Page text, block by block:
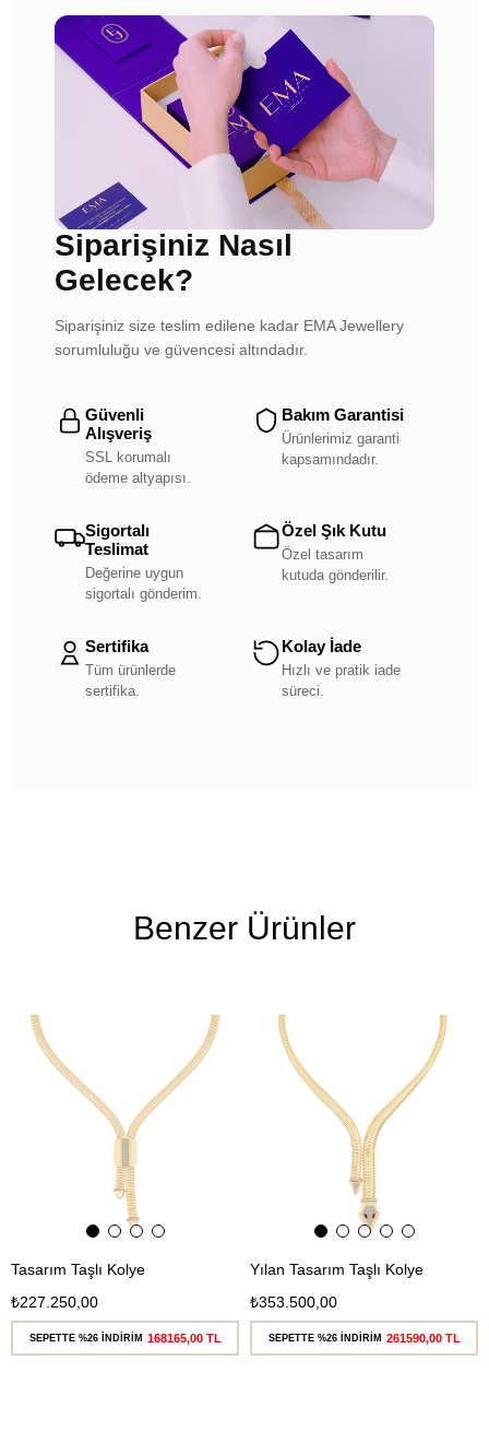
Siparişiniz Nasıl
Gelecek?
Siparişiniz size teslim edilene kadar EMA Jewellery
sorumluluğu ve güvencesi altındadır.
Güvenli
Alışveriş
SSL korumalı
ödeme altyapısı.
Bakım Garantisi
Ürünlerimiz garanti
kapsamındadır.
Sigortalı
Teslimat
Değerine uygun
sigortalı gönderim.
Özel Şık Kutu
Özel tasarım
kutuda gönderilir.
Sertifika
Tüm ürünlerde
sertifika.
Kolay İade
Hızlı ve pratik iade
süreci.
Benzer Ürünler
Tasarım Taşlı Kolye
₺227.250,00
Ücretsiz
Kargo
SEPETTE %26 İNDİRİM 168165,00 TL
Yılan Tasarım Taşlı Kolye
₺353.500,00
Ücretsiz
Kargo
SEPETTE %26 İNDİRİM 261590,00 TL